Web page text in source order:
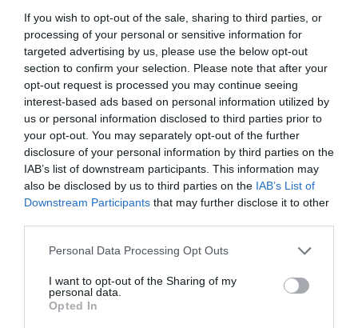
If you wish to opt-out of the sale, sharing to third parties, or
processing of your personal or sensitive information for
targeted advertising by us, please use the below opt-out
section to confirm your selection. Please note that after your
opt-out request is processed you may continue seeing
interest-based ads based on personal information utilized by
us or personal information disclosed to third parties prior to
your opt-out. You may separately opt-out of the further
disclosure of your personal information by third parties on the
IAB’s list of downstream participants. This information may
also be disclosed by us to third parties on the IAB’s List of
Downstream Participants that may further disclose it to other
Personal Data Processing Opt Outs
I want to opt-out of the Sharing of my
personal data.
Opted In
desmontar la falsificación, es un trabajo
cristiano"
por Hispanidad
Artículos anteriores
DIARIO DE LA CORRUPCIÓN SANCHISTA
Diario de la corrupción sanchista. Hazte
Oír se manifiesta delante de La Mareta:
“Pedro Sánchez es un criminal”
por Redacción
Artículos anteriores
Opinión